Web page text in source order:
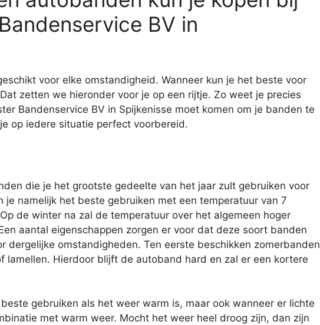
BV in
voor elke omstandigheid. Wanneer kun je het beste voor
zetten we hieronder voor je op een rijtje. Zo weet je precies
Bandenservice BV in Spijkenisse moet komen om je banden te
op iedere situatie perfect voorbereid.
die je het grootste gedeelte van het jaar zult gebruiken voor
je namelijk het beste gebruiken met een temperatuur van 7
de winter na zal de temperatuur over het algemeen hoger
aantal eigenschappen zorgen er voor dat deze soort banden
dergelijke omstandigheden. Ten eerste beschikken zomerbanden
lamellen. Hierdoor blijft de autoband hard en zal er een kortere
gebruiken als het weer warm is, maar ook wanneer er lichte
met warm weer. Mocht het weer heel droog zijn, dan zijn